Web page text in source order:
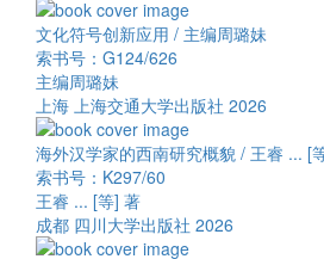
文化符号创新应用 / 主编周璐妹
索书号：G124/626
主编周璐妹
上海 上海交通大学出版社 2026
海外汉学家的西南研究概貌 / 王睿 ... [
索书号：K297/60
王睿 ... [等] 著
成都 四川大学出版社 2026